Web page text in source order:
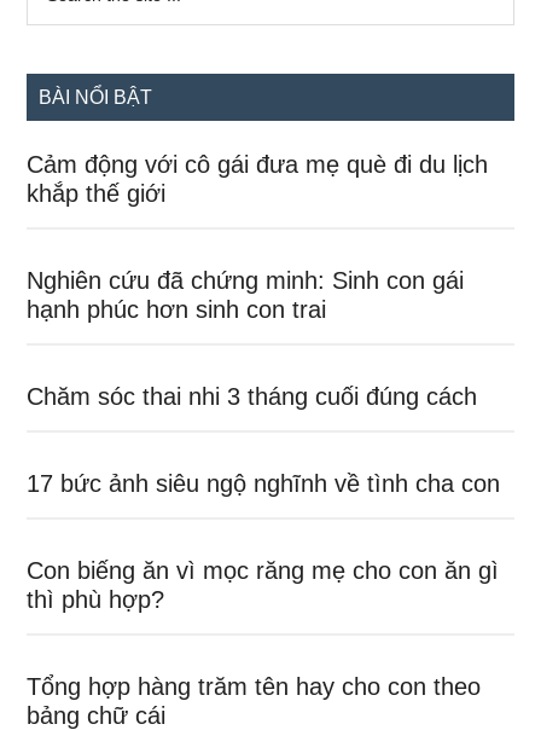
chính
...
BÀI NỔI BẬT
Cảm động với cô gái đưa mẹ què đi du lịch
khắp thế giới
Nghiên cứu đã chứng minh: Sinh con gái
hạnh phúc hơn sinh con trai
Chăm sóc thai nhi 3 tháng cuối đúng cách
17 bức ảnh siêu ngộ nghĩnh về tình cha con
Con biếng ăn vì mọc răng mẹ cho con ăn gì
thì phù hợp?
Tổng hợp hàng trăm tên hay cho con theo
bảng chữ cái